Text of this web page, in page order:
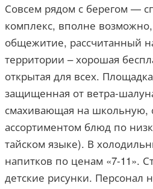
Совсем рядом с берегом —
комплекс, вполне
общежитие, рассчитанный
территории – хорошая
открытая для всех.
защищенная от ветра-
смахивающая на школьную,
ассортиментом блюд по
тайском языке). В
напитков по ценам «7-11».
детские рисунки. Персонал